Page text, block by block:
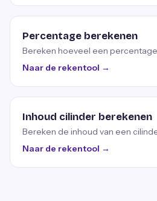
Percentage berekenen
Bereken hoeveel een
Naar de rekentool →
Inhoud cilinder berekenen
Bereken de inhoud van een
Naar de rekentool →